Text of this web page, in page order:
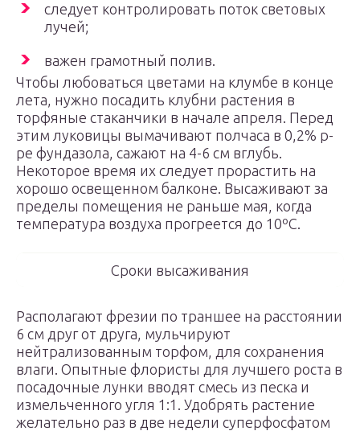
следует контролировать поток световых
лучей;
важен грамотный полив.
Чтобы любоваться цветами на клумбе в конце
лета, нужно посадить клубни растения в
торфяные стаканчики в начале апреля. Перед
этим луковицы вымачивают полчаса в 0,2% р-
ре фундазола, сажают на 4-6 см вглубь.
Некоторое время их следует прорастить на
хорошо освещенном балконе. Высаживают за
пределы помещения не раньше мая, когда
температура воздуха прогреется до 10ºС.
Сроки высаживания
Располагают фрезии по траншее на расстоянии
6 см друг от друга, мульчируют
нейтрализованным торфом, для сохранения
влаги. Опытные флористы для лучшего роста в
посадочные лунки вводят смесь из песка и
измельченного угля 1:1. Удобрять растение
желательно раз в две недели суперфосфатом